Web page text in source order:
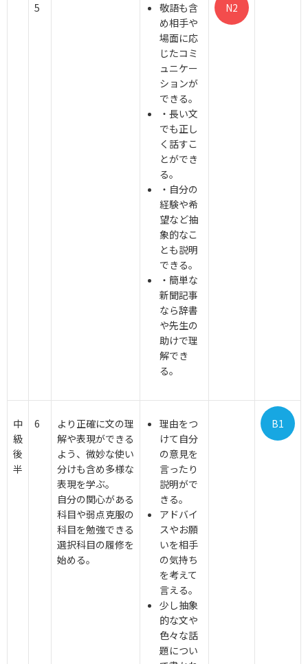
5
敬語も含
め相手や
場面に応
じたコミ
ュニケー
ションが
できる。
・長い文
でも正し
く話すこ
とができ
る。
・自分の
経験や希
望など抽
象的なこ
とも説明
できる。
・簡単な
新聞記事
なら辞書
や先生の
助けで理
解でき
る。
N2
中
級
後
半
6
より正確に文の理
解や表現ができる
よう、微妙な使い
分けも含め多様な
表現を学ぶ。
自分の関心がある
科目や弱点克服の
科目を勉強できる
選択科目の履修を
始める。
理由をつ
けて自分
の意見を
言ったり
説明がで
きる。
アドバイ
スやお願
いを相手
の気持ち
を考えて
言える。
少し抽象
的な文や
色々な話
題につい
B1